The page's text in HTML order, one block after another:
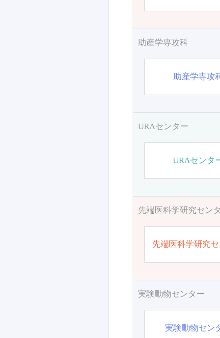
助産学専攻科
助産学専攻
URAセンター
URAセンタ
先端医科学研究セン
先端医科学研究
実験動物センター
実験動物セン